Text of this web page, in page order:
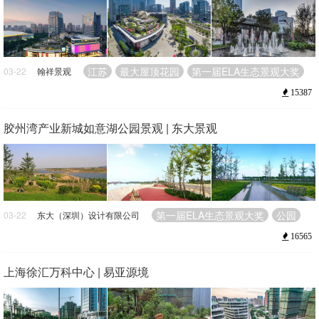
03-22 翰祥景观 江苏 最大屋顶花园 第一届ELA生态景观大奖
15387
胶州湾产业新城如意湖公园景观 | 东大景观
03-22 东大（深圳）设计有限公司 第一届ELA生态景观大奖 公园
16565
上海徐汇万科中心 | 易亚源境